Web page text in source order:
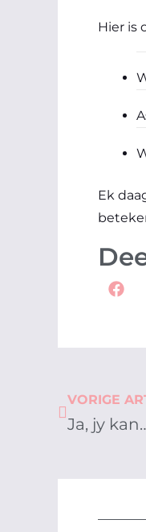
Hier is
Ek
Prev
VORIGE
Ja, jy